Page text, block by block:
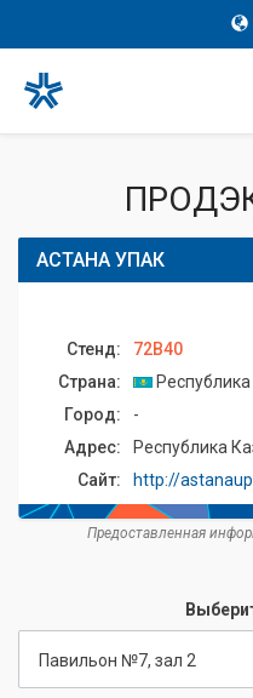
АСТАНА УПАК
Стенд:
72B40
Страна:
Город:
-
Адрес:
Республика
Сайт:
http://
Предоставленная
Павильон №7, зал 2